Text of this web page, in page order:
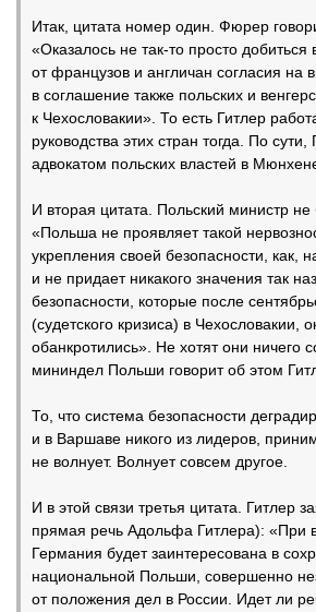
Итак, цитата номер один. Фюрер
«Оказалось не так-то просто
от французов и англичан согласия на
в соглашение также польских и
к Чехословакии». То есть Гитлер
руководства этих стран тогда. По
адвокатом польских властей в
И вторая цитата. Польский министр не
«Польша не проявляет такой
укрепления своей безопасности, как,
и не придает никакого значения так
безопасности, которые после
(судетского кризиса) в Чехословакии,
обанкротились». Не хотят они ничего
мининдел Польши говорит об этом
То, что система безопасности
и в Варшаве никого из лидеров,
не волнует. Волнует совсем другое.
И в этой связи третья цитата. Гитлер
прямая речь Адольфа Гитлера): «При
Германия будет заинтересована в
национальной Польши, совершенно
от положения дел в России. Идет ли